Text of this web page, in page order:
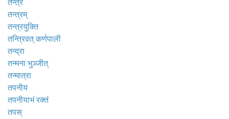
तन्त्र
तन्त्रम्
तन्त्रयुक्ति
तन्त्रिवत् कर्णपाली
तन्द्रा
तन्मना भुञ्जीत्
तन्मात्रा
तपनीय
तपनीयाभं रक्तं
तपस्